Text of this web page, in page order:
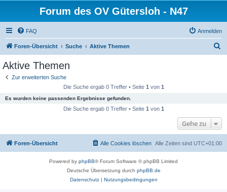
Forum des OV Gütersloh - N47
FAQ Anmelden
Foren-Übersicht Suche Aktive Themen
Aktive Themen
Zur erweiterten Suche
Die Suche ergab 0 Treffer • Seite 1 von 1
Es wurden keine passenden Ergebnisse gefunden.
Die Suche ergab 0 Treffer • Seite 1 von 1
Gehe zu
Foren-Übersicht Alle Zeiten sind UTC+01:00
Alle Cookies löschen
Powered by phpBB® Forum Software © phpBB Limited
Deutsche Übersetzung durch phpBB.de
Datenschutz| Nutzungsbedingungen